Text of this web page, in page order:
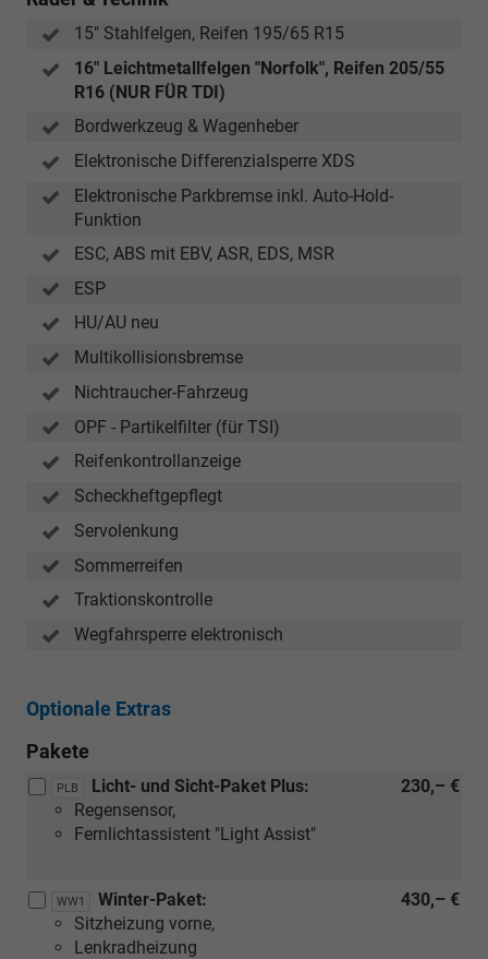
15" Stahlfelgen, Reifen 195/65 R15
16" Leichtmetallfelgen "Norfolk", Reifen 205/55
R16 (NUR FÜR TDI)
Bordwerkzeug & Wagenheber
Elektronische Differenzialsperre XDS
Elektronische Parkbremse inkl. Auto-Hold-
Funktion
ESC, ABS mit EBV, ASR, EDS, MSR
ESP
HU/AU neu
Multikollisionsbremse
Nichtraucher-Fahrzeug
OPF - Partikelfilter (für TSI)
Reifenkontrollanzeige
Scheckheftgepflegt
Servolenkung
Sommerreifen
Traktionskontrolle
Wegfahrsperre elektronisch
Optionale Extras
Pakete
PLB 230,– €
Licht- und Sicht-Paket Plus:
Regensensor,
Fernlichtassistent "Light Assist"
WW1 430,– €
Winter-Paket:
Sitzheizung vorne,
Lenkradheizung